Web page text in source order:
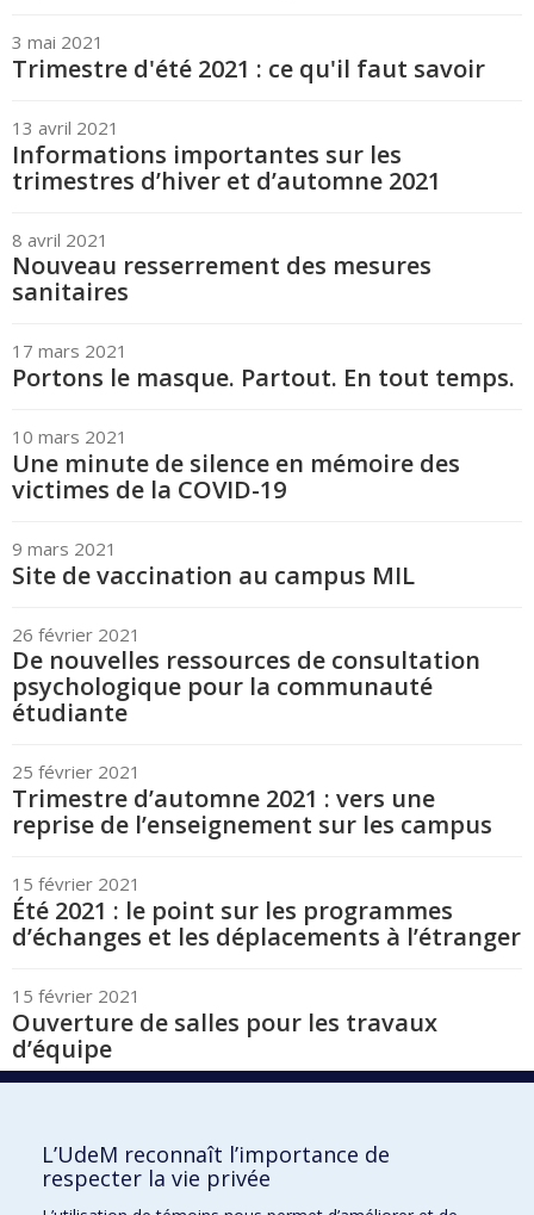
3 mai 2021
Trimestre d'été 2021 : ce qu'il faut savoir
13 avril 2021
Informations importantes sur les
trimestres d’hiver et d’automne 2021
8 avril 2021
Nouveau resserrement des mesures
sanitaires
17 mars 2021
Portons le masque. Partout. En tout temps.
10 mars 2021
Une minute de silence en mémoire des
victimes de la COVID-19
9 mars 2021
Site de vaccination au campus MIL
26 février 2021
De nouvelles ressources de consultation
psychologique pour la communauté
étudiante
25 février 2021
Trimestre d’automne 2021 : vers une
reprise de l’enseignement sur les campus
15 février 2021
Été 2021 : le point sur les programmes
d’échanges et les déplacements à l’étranger
15 février 2021
Ouverture de salles pour les travaux
d’équipe
les campus
L’UdeM reconnaît l’importance de
respecter la vie privée